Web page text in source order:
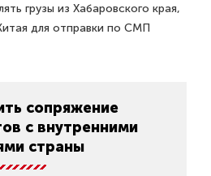
грузы из Хабаровского края,
для отправки по СМП
сопряжение
с внутренними
страны